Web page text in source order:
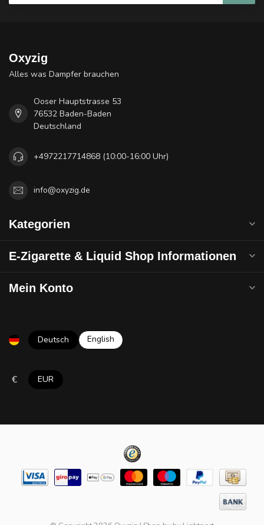
Oxyzig
Alles was Dampfer brauchen
Ooser Hauptstrasse 53
76532 Baden-Baden
Deutschland
+4972217714868 (10:00-16:00 Uhr)
info@oxyzig.de
Kategorien
E-Zigarette & Liquid Shop Informationen
Mein Konto
Deutsch English
€ EUR